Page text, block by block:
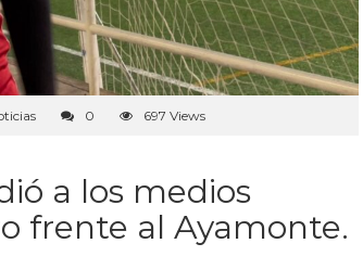
0 697 Views
a los medios
frente al Ayamonte.